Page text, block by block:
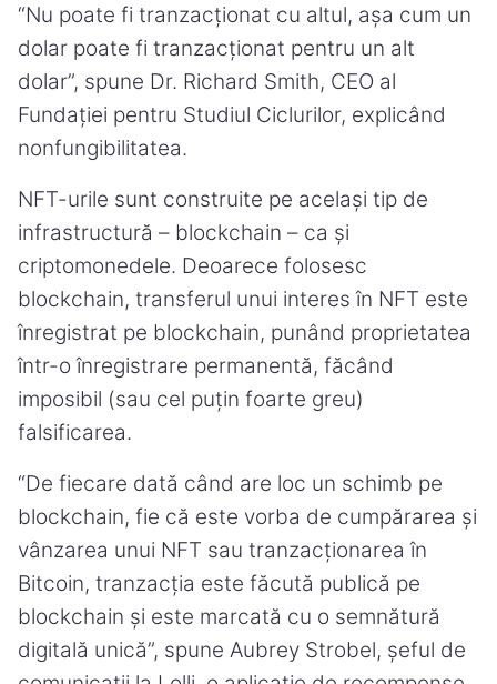
“Nu poate fi tranzacționat cu altul, așa cum un
dolar poate fi tranzacționat pentru un alt
dolar”, spune Dr. Richard Smith, CEO al
Fundației pentru Studiul Ciclurilor, explicând
nonfungibilitatea.
NFT-urile sunt construite pe același tip de
infrastructură – blockchain – ca și
criptomonedele. Deoarece folosesc
blockchain, transferul unui interes în NFT este
înregistrat pe blockchain, punând proprietatea
într-o înregistrare permanentă, făcând
imposibil (sau cel puțin foarte greu)
falsificarea.
“De fiecare dată când are loc un schimb pe
blockchain, fie că este vorba de cumpărarea și
vânzarea unui NFT sau tranzacționarea în
Bitcoin, tranzacția este făcută publică pe
blockchain și este marcată cu o semnătură
digitală unică”, spune Aubrey Strobel, șeful de